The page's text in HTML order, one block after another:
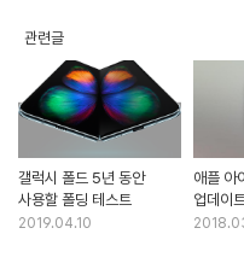
관련글
갤럭시 폴드 5년 동안
사용할 폴딩 테스트
2019.04.10
애플 아
업데이
확인